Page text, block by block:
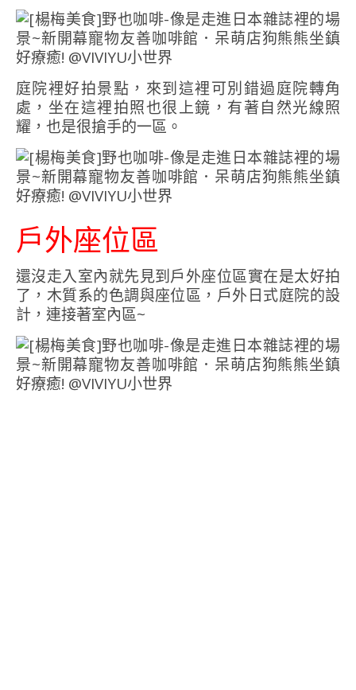
庭院裡好拍景點，來到這裡可別錯過庭院轉角
處，坐在這裡拍照也很上鏡，有著自然光線照
耀，也是很搶手的一區。
戶外座位區
還沒走入室內就先見到戶外座位區實在是太好拍
了，木質系的色調與座位區，戶外日式庭院的設
計，連接著室內區~